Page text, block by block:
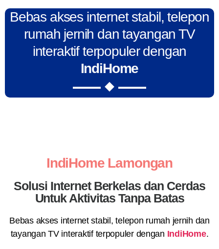
Bebas akses internet stabil, telepon
rumah jernih dan tayangan TV
interaktif terpopuler dengan
IndiHome
IndiHome Lamongan
Solusi Internet Berkelas dan Cerdas
Untuk Aktivitas Tanpa Batas
Bebas akses internet stabil, telepon rumah jernih dan
tayangan TV interaktif terpopuler dengan IndiHome.